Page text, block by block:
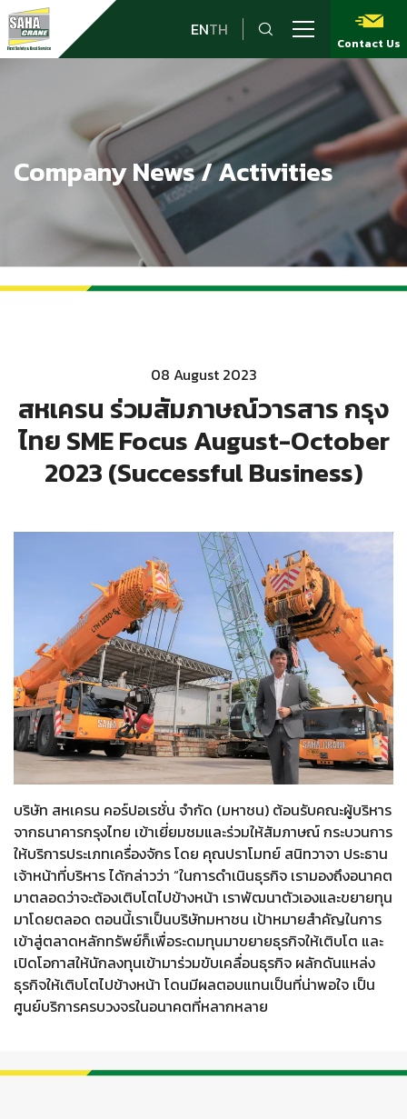
ENTH
Contact Us
Company News / Activities
08 August 2023
สหเครน ร่วมสัมภาษณ์วารสาร กรุง
ไทย SME Focus August-October
2023 (Successful Business)
บริษัท สหเครน คอร์ปอเรชั่น จำกัด (มหาชน) ต้อนรับคณะผู้บริหาร
จากธนาคารกรุงไทย เข้าเยี่ยมชมและร่วมให้สัมภาษณ์ กระบวนการ
ให้บริการประเภทเครื่องจักร โดย คุณปราโมทย์ สนิทวาจา ประธาน
เจ้าหน้าที่บริหาร ได้กล่าวว่า “ในการดำเนินธุรกิจ เรามองถึงอนาคต
มาตลอดว่าจะต้องเติบโตไปข้างหน้า เราพัฒนาตัวเองและขยายทุน
มาโดยตลอด ตอนนี้เราเป็นบริษัทมหาชน เป้าหมายสำคัญในการ
เข้าสู่ตลาดหลักทรัพย์ก็เพื่อระดมทุนมาขยายธุรกิจให้เติบโต และ
เปิดโอกาสให้นักลงทุนเข้ามาร่วมขับเคลื่อนธุรกิจ ผลักดันแหล่ง
ธุรกิจให้เติบโตไปข้างหน้า โดนมีผลตอบแทนเป็นที่น่าพอใจ เป็น
ศูนย์บริการครบวงจรในอนาคตที่หลากหลาย